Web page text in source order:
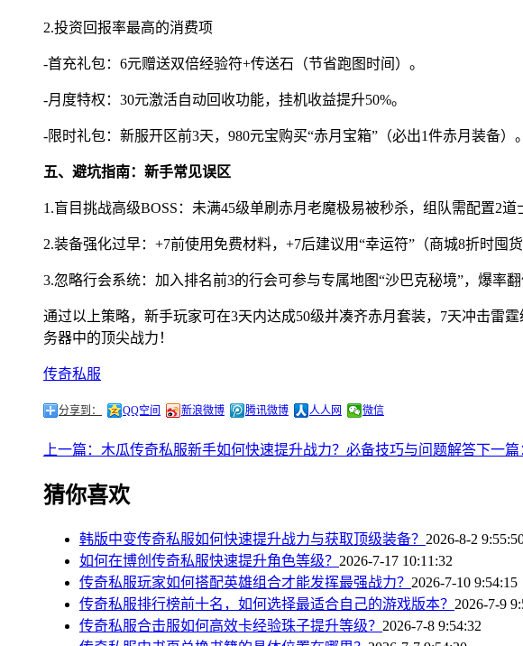
2.投资回报率最高的消费项
-首充礼包：6元赠送双倍经验符+传送石（节省跑图时间）。
-月度特权：30元激活自动回收功能，挂机收益提升50%。
-限时礼包：新服开区前3天，980元宝购买“赤月宝箱”（必出1件赤月装备）。
五、避坑指南：新手常见误区
1.盲目挑战高级BOSS：未满45级单刷赤月老魔极易被秒杀，组队需配置2道
2.装备强化过早：+7前使用免费材料，+7后建议用“幸运符”（商城8折时囤货
3.忽略行会系统：加入排名前3的行会可参与专属地图“沙巴克秘境”，爆率翻
通过以上策略，新手玩家可在3天内达成50级并凑齐赤月套装，7天冲击雷
务器中的顶尖战力！
传奇私服
分享到： QQ空间 新浪微博 腾讯微博 人人网 微信
上一篇：木瓜传奇私服新手如何快速提升战力？必备技巧与问题解答下一篇
猜你喜欢
韩版中变传奇私服如何快速提升战力与获取顶级装备？ 2026-8-2
如何在博创传奇私服快速提升角色等级？ 2026-7-17 10:11:32
传奇私服玩家如何搭配英雄组合才能发挥最强战力？ 2026-7-10 9:54:15
传奇私服排行榜前十名，如何选择最适合自己的游戏版本？ 2026-7-9
传奇私服合击服如何高效卡经验珠子提升等级？ 2026-7-8 9:54:32